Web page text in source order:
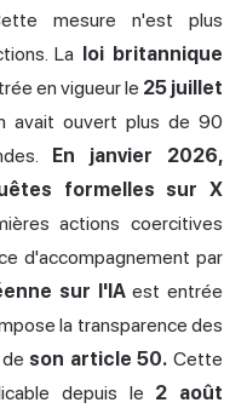
mesure n'est plus
La loi britannique
en vigueur le 25 juillet
avait ouvert plus de 90
En janvier 2026,
formelles sur X
actions coercitives
d'accompagnement par
sur l'IAest entrée
la transparence des
son article 50. Cette
depuis le 2 août